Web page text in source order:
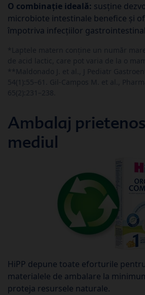
O combinație ideală: susține
microbiote intestinale benefice și
împotriva infecțiilor
*Laptele matern conține un număr
de acid lactic, care pot varia de la o
**Maldonado J. et al., J Pediatr
54(1):55–61. Gil‑Campos M. et al.,
65(2):231–238.
Ambalaj
mediul
HiPP depune toate eforturile
materialele de ambalare la
proteja resursele naturale.